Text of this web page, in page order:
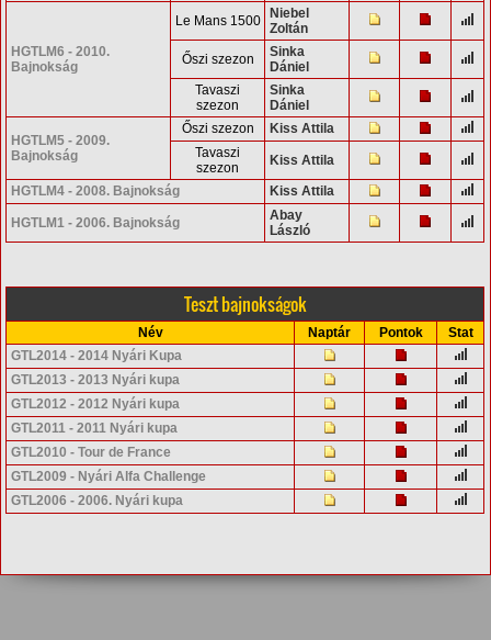
HGTLM6 - 2010.
Bajnokság
Le Mans 1500
Niebel
Zoltán
Őszi szezon
Sinka
Dániel
Tavaszi
szezon
Sinka
Dániel
HGTLM5 - 2009.
Bajnokság
Őszi szezon
Kiss Attila
Tavaszi
szezon
Kiss Attila
HGTLM4 - 2008. Bajnokság
Kiss Attila
HGTLM1 - 2006. Bajnokság
Abay
László
Teszt bajnokságok
Név Naptár Pontok
Stat
GTL2014 - 2014 Nyári Kupa
GTL2013 - 2013 Nyári kupa
GTL2012 - 2012 Nyári kupa
GTL2011 - 2011 Nyári kupa
GTL2010 - Tour de France
GTL2009 - Nyári Alfa Challenge
GTL2006 - 2006. Nyári kupa